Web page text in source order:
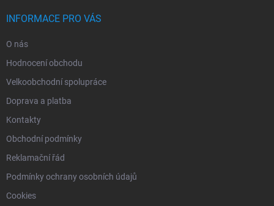
INFORMACE PRO VÁS
O nás
Hodnocení obchodu
Velkoobchodní spolupráce
Doprava a platba
Kontakty
Obchodní podmínky
Reklamační řád
Podmínky ochrany osobních údajů
Cookies